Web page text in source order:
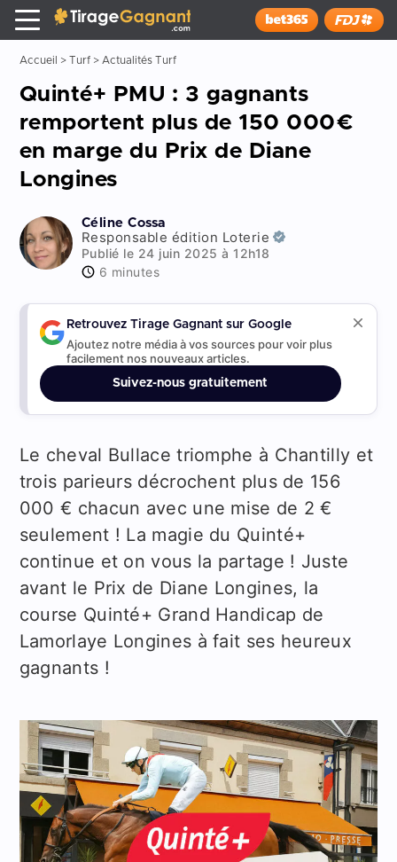
x
Tirage Gagnant
Installer
Accueil > Turf> Actualités Turf
Quinté+ PMU : 3 gagnants
remportent plus de 150 000€
en marge du Prix de Diane
Longines
Céline Cossa
Responsable édition Loterie
Publié le 24 juin 2025 à 12h18
6 minutes
Retrouvez Tirage Gagnant sur Google
Ajoutez notre média à vos sources pour voir plus
facilement nos nouveaux articles.
Suivez-nous gratuitement
Le cheval Bullace triomphe à Chantilly et
trois parieurs décrochent plus de 156
000 € chacun avec une mise de 2 €
seulement ! La magie du Quinté+
continue et on vous la partage ! Juste
avant le Prix de Diane Longines, la
course Quinté+ Grand Handicap de
Lamorlaye Longines à fait ses heureux
gagnants !